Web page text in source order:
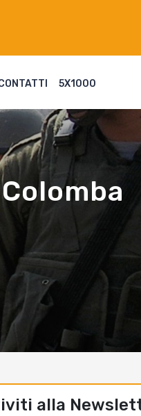
5X1000
alla